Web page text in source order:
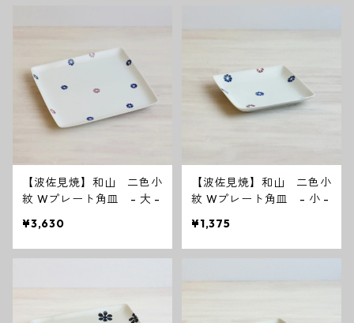
【波佐見焼】和山 二色小
紋 Wプレート角皿 - 大 -
¥3,630
【波佐見焼】和山 二色小
紋 Wプレート角皿 - 小 -
¥1,375